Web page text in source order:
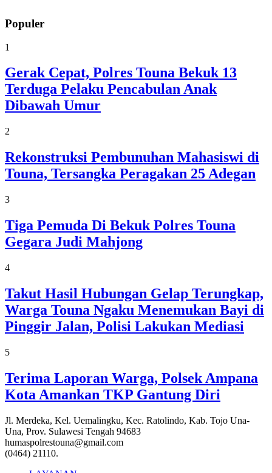
Populer
1
Gerak Cepat, Polres Touna Bekuk 13
Terduga Pelaku Pencabulan Anak
Dibawah Umur
2
Rekonstruksi Pembunuhan Mahasiswi di
Touna, Tersangka Peragakan 25 Adegan
3
Tiga Pemuda Di Bekuk Polres Touna
Gegara Judi Mahjong
4
Takut Hasil Hubungan Gelap Terungkap,
Warga Touna Ngaku Menemukan Bayi di
Pinggir Jalan, Polisi Lakukan Mediasi
5
Terima Laporan Warga, Polsek Ampana
Kota Amankan TKP Gantung Diri
Jl. Merdeka, Kel. Uemalingku, Kec. Ratolindo, Kab. Tojo Una-
Una, Prov. Sulawesi Tengah 94683
humaspolrestouna@gmail.com
(0464) 21110.